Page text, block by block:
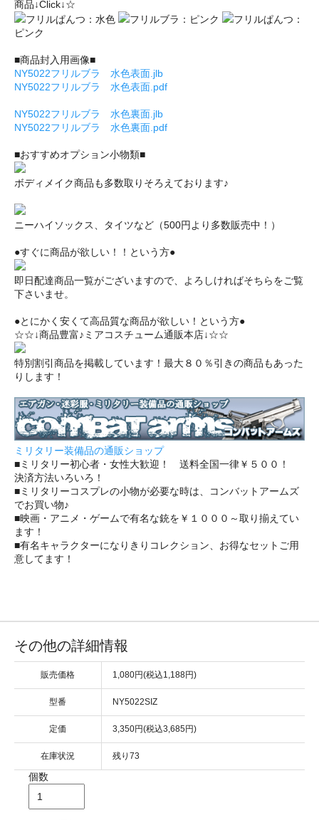
商品↓Click↓☆
フリルぱんつ：水色
フリルブラ：ピンク
フリルぱんつ：
ピンク
■商品封入用画像■
NY5022フリルブラ 水色表面.jlb
NY5022フリルブラ 水色表面.pdf
NY5022フリルブラ 水色裏面.jlb
NY5022フリルブラ 水色裏面.pdf
■おすすめオプション小物類■
ボディメイク商品も多数取りそろえております♪
ニーハイソックス、タイツなど（500円より多数販売中！）
●すぐに商品が欲しい！！という方●
即日配達商品一覧がございますので、よろしければそちらをご覧
下さいませ。
●とにかく安くて高品質な商品が欲しい！という方●
☆☆↓商品豊富♪ミアコスチューム通販本店↓☆☆
特別割引商品を掲載しています！最大８０％引きの商品もあった
りします！
ミリタリー装備品の通販ショップ
■ミリタリー初心者・女性大歓迎！ 送料全国一律￥５００！
決済方法いろいろ！
■ミリタリーコスプレの小物が必要な時は、コンバットアームズ
でお買い物♪
■映画・アニメ・ゲームで有名な銃を￥１０００～取り揃えてい
ます！
■有名キャラクターになりきりコレクション、お得なセットご用
意してます！
その他の詳細情報
販売価格 1,080円(税込1,188円)
型番 NY5022SIZ
定価 3,350円(税込3,685円)
在庫状況 残り73
個数